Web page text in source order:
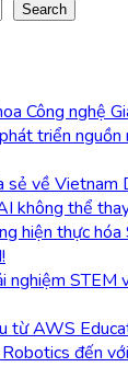
Search
Công nghệ
triển nguồn
sẻ về Vietnam
không thể
hiện thực
STEM
từ AWS
đến